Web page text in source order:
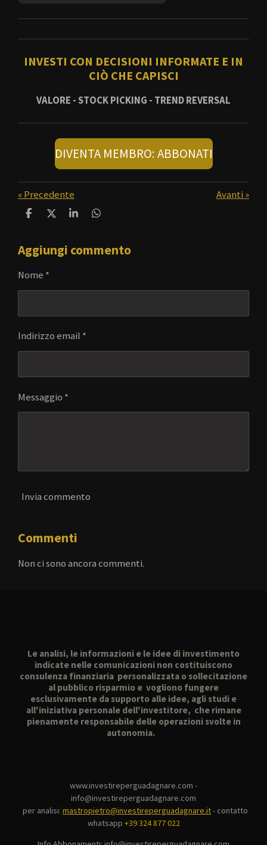
INVESTI CON DECISIONI INFORMATE E IN
CIÒ CHE CAPISCI
VALORE - STOCK PICKING - TREND REVERSAL
DIVENTA MEMBRO: ABBONATI
«Precedente Avanti »
C
d
i
i
d
C
d
i
d
C
d
i
d
C
d
i
d
Aggiungi commento
Nome *
Indirizzo email *
Messaggio *
Invia commento
Commenti
Non ci sono ancora commenti.
Le analisi, le informazioni e le idee di investimento
indicate nelle comunicazioni non costituiscono
consulenza finanziaria personalizzata o sollecitazione
al pubblico risparmio e vogliono fungere
esclusivamente da supporto alle idee, agli studi e
all'iniziativa personale dell'investitore, che rimane
pienamente responsabile delle operazioni svolte in
autonomia.
www.investireperguadagnare.com -
info@investireperguadagnare.com
per analisi: mastropietro@investireperguadagnare.it- contatto
whatsapp +39 324 877 022